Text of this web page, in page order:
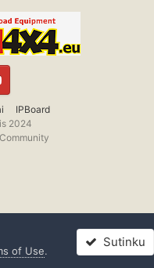
IPBoard
2024
of Use.
Sutinku
Registracija Daugiau